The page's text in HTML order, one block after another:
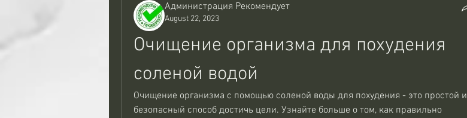
Администрация Рекомендует
August 22, 2023
Очищение организма для похудения
соленой водой
Очищение организма с помощью соленой воды для похудения - это простой и
безопасный способ достичь цели. Узнайте больше о том, как правильно